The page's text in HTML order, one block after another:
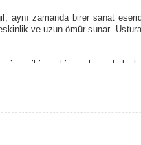
aynı zamanda birer sanat
ve uzun ömür sunar.
gibi seçkin malzemelerle
sadece bir marka değil; aynı
çıkarıp keyifli bir ritüele